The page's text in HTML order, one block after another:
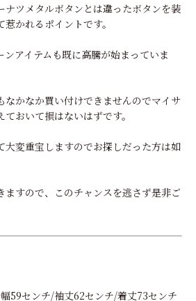
ナツメタルボタンとは違ったボタンを装
かれるポイントです。
ンアイテムも既に高騰が始まっていま
なかなか買い付けできませんのでマイサ
おいて損はないはずです。
大変重宝しますのでお探しだった方は如
ますので、このチャンスを逃さず是非ご
59センチ/袖丈62センチ/着丈73センチ